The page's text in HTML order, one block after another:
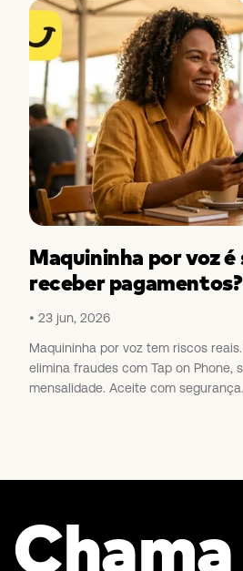
Maquininha por voz é
receber pagamentos?
23 jun, 2026
Maquininha por voz tem riscos
elimina fraudes com Tap on Phone,
mensalidade. Aceite com segurança.